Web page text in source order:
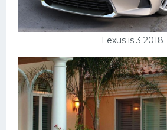
Lexus is 3 2018